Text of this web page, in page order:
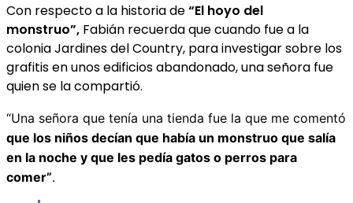
Con respecto a la historia de“El hoyo del
monstruo”, Fabián recuerda que cuando fue a la
colonia Jardines del Country, para investigar sobre los
grafitis en unos edificios abandonado, una señora fue
quien se la compartió.
“Una señora que tenía una tienda fue la que me comentó
que los niños decían que había un monstruo que salía
en la noche y que les pedía gatos o perros para
comer”.